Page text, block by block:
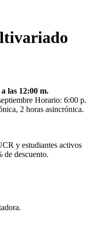
las 12:00 m.
Horario: 6:00 p.
2 horas asincrónica.
y estudiantes activos
de descuento.